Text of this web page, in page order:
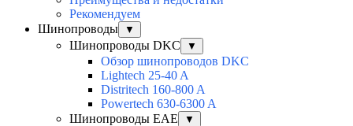
Рекомендуем
Шинопроводы
▼
Шинопроводы DKC ▼
Обзор шинопроводов DKC
Lightech 25-40 A
Distritech 160-800 A
Powertech 630-6300 A
Шинопроводы EAE
▼